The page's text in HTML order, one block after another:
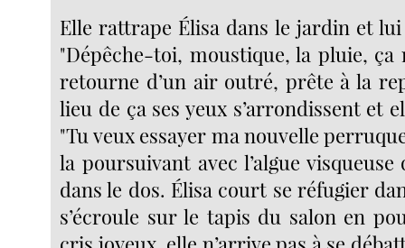
Elle rattrape Élisa dans le jardin et lui
"Dépêche-toi, moustique, la pluie, ça
retourne d’un air outré, prête à la
lieu de ça ses yeux s’arrondissent et
"Tu veux essayer ma nouvelle
la poursuivant avec l’algue
dans le dos. Élisa court se réfugier
s’écroule sur le tapis du salon en